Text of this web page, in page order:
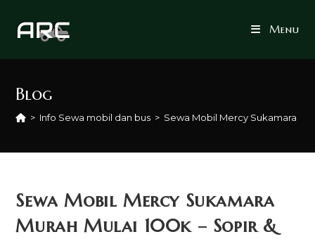
Menu
Blog
> Info Sewa mobil dan bus > Sewa Mobil Mercy Sukamara
Sewa Mobil Mercy Sukamara
Murah Mulai 100k – Sopir &